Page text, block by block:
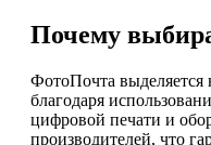
Почему
ФотоПочта выделяется
благодаря
цифровой печати и
производителей, что